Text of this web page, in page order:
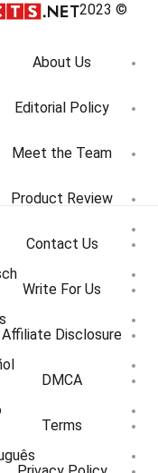
© 2023
About Us
Editorial Policy
Meet the Team
Product Review
Contact Us
Write For Us
Affiliate Disclosure
DMCA
Terms